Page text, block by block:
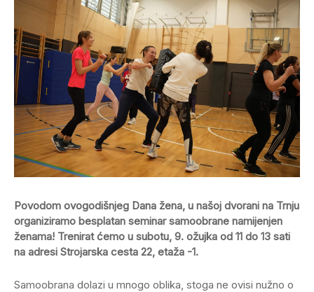
Povodom ovogodišnjeg Dana žena, u našoj dvorani na Trnju
organiziramo besplatan seminar samoobrane namijenjen
ženama! Trenirat ćemo u subotu, 9. ožujka od 11 do 13 sati
na adresi Strojarska cesta 22, etaža -1.
Samoobrana dolazi u mnogo oblika, stoga ne ovisi nužno o